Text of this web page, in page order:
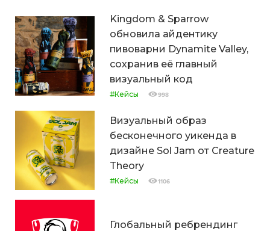
Kingdom & Sparrow
обновила айдентику
пивоварни Dynamite Valley,
сохранив её главный
визуальный код
#Кейсы 998
Визуальный образ
бесконечного уикенда в
дизайне Sol Jam от Creature
Theory
#Кейсы 1106
Глобальный ребрендинг